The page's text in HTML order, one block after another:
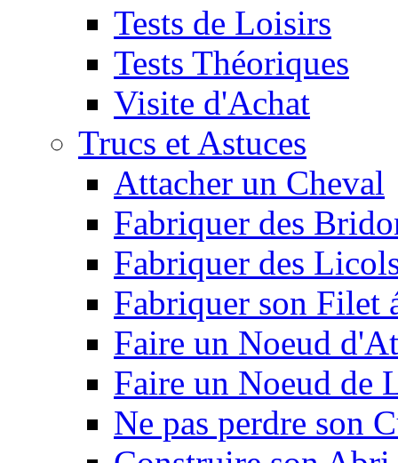
Tests de Loisirs
Tests Théoriques
Visite d'Achat
Trucs et Astuces
Attacher un Cheval
Fabriquer des
Fabriquer des
Fabriquer son Filet
Faire un Noeud
Faire un Noeud de
Ne pas perdre son